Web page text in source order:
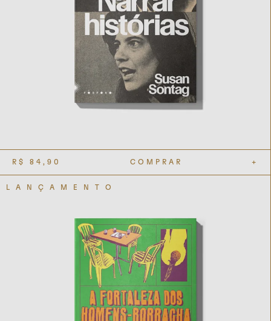
R$ 84,90 COMPRAR +